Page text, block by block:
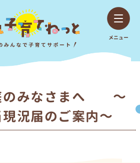
メニュー
のみなさまへ ～
況届のご案内～